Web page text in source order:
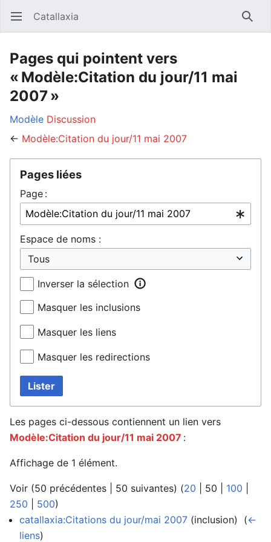
Ouvrir le menu principal Catallaxia
Pages qui pointent vers
« Modèle:Citation du jour/11 mai
2007 »
Modèle Discussion
← Modèle:Citation du jour/11 mai 2007
Pages liées
Page :
Espace de noms :
Inverser la sélection
Masquer les inclusions
Masquer les liens
Masquer les redirections
Lister
Les pages ci-dessous contiennent un lien vers
Modèle:Citation du jour/11 mai 2007 :
Affichage de 1 élément.
Voir (50 précédentes 50 suivantes) (20 50 100
250
500)
catallaxia:Citations du jour/mai 2007 (inclusion) ‎ (←
liens)